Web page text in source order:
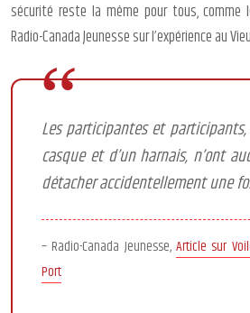
sécurité reste la même pour tous, comme
Radio-Canada Jeunesse sur l’expérience au
Les participantes et
casque et d’un harnais, n’ont
détacher accidentellement une
– Radio-Canada Jeunesse, Article sur
Port